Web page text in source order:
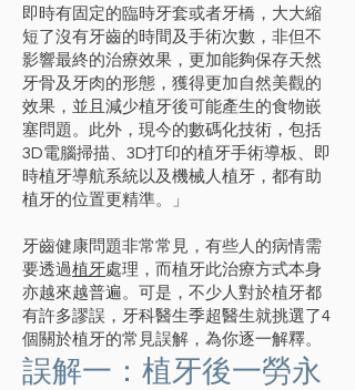
即時有固定的臨時牙套或者牙橋，大大縮
短了沒有牙齒的時間及手術次數，非但不
影響最終的治療效果，更加能夠保存天然
牙骨及牙肉的形態，獲得更加自然美觀的
效果，並且減少植牙後可能產生的食物嵌
塞問題。此外，現今的數碼化技術，包括
3D電腦掃描、3D打印的植牙手術導板、即
時植牙導航系統以及機械人植牙，都有助
植牙的位置更精準。」
牙齒健康問題非常常見，有些人的病情需
要透過植牙處理，而植牙此治療方式本身
亦越來越普遍。可是，不少人對於植牙都
有許多謬誤，牙科醫生季超醫生就挑選了4
個關於植牙的常見誤解，為你逐一解釋。
誤解一：植牙後一勞永